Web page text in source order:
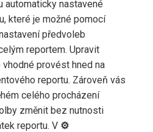
automaticky nastavené
které je možné pomocí
předvoleb
reportem. Upravit
provést hned na
reportu. Zároveň vás
celého procházení
změnit bez nutnosti
reportu. V ⚙️